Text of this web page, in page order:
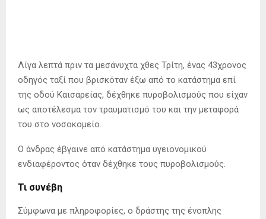
Λίγα λεπτά πριν τα μεσάνυχτα χθες Τρίτη, ένας 43χρονος
οδηγός ταξί που βρισκόταν έξω από το κατάστημα επί
της οδού Καισαρείας, δέχθηκε πυροβολισμούς που είχαν
ως αποτέλεσμα τον τραυματισμό του και την μεταφορά
του στο νοσοκομείο.
Ο άνδρας έβγαινε από κατάστημα υγειονομικού
ενδιαφέροντος όταν δέχθηκε τους πυροβολισμούς.
Τι συνέβη
Σύμφωνα με πληροφορίες, ο δράστης της ένοπλης